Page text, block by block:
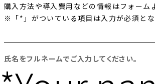
購⼊⽅法や導⼊費⽤などの情報はフォー
※「*」がついている項⽬は⼊⼒が必須と
氏名をフルネームでご入力してください。